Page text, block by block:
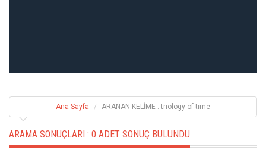
Ana Sayfa ARANAN KELİME : triology of time
ARAMA SONUÇLARI : 0 ADET SONUÇ BULUNDU